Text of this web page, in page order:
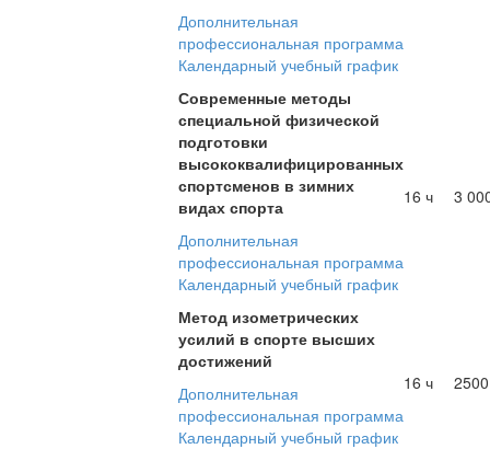
Дополнительная
профессиональная программа
Календарный учебный график
Современные методы
специальной физической
подготовки
высококвалифицированных
спортсменов в зимних
видах спорта
Дополнительная
профессиональная программа
Календарный учебный график
16 ч 3
Метод изометрических
усилий в спорте высших
достижений
Дополнительная
профессиональная программа
Календарный учебный график
16 ч